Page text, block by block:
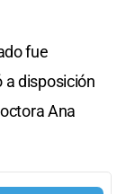
fue
a disposición
Ana